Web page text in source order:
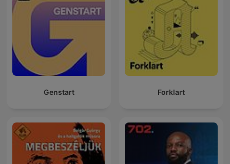
Genstart Forklart